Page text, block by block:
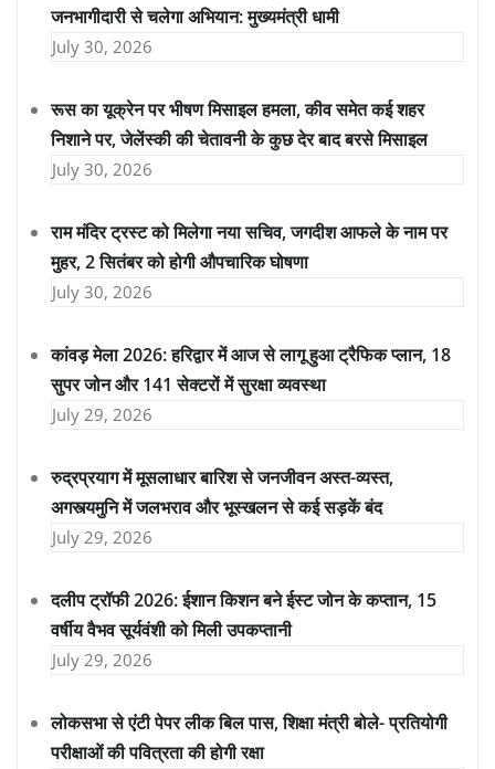
जनभागीदारी से चलेगा अभियान: मुख्यमंत्री धामी
July 30, 2026
रूस का यूक्रेन पर भीषण मिसाइल हमला, कीव समेत कई शहर
निशाने पर, जेलेंस्की की चेतावनी के कुछ देर बाद बरसे मिसाइल
July 30, 2026
राम मंदिर ट्रस्ट को मिलेगा नया सचिव, जगदीश आफले के नाम पर
मुहर, 2 सितंबर को होगी औपचारिक घोषणा
July 30, 2026
कांवड़ मेला 2026: हरिद्वार में आज से लागू हुआ ट्रैफिक प्लान, 18
सुपर जोन और 141 सेक्टरों में सुरक्षा व्यवस्था
July 29, 2026
रुद्रप्रयाग में मूसलाधार बारिश से जनजीवन अस्त-व्यस्त,
अगस्त्यमुनि में जलभराव और भूस्खलन से कई सड़कें बंद
July 29, 2026
दलीप ट्रॉफी 2026: ईशान किशन बने ईस्ट जोन के कप्तान, 15
वर्षीय वैभव सूर्यवंशी को मिली उपकप्तानी
July 29, 2026
लोकसभा से एंटी पेपर लीक बिल पास, शिक्षा मंत्री बोले- प्रतियोगी
परीक्षाओं की पवित्रता की होगी रक्षा